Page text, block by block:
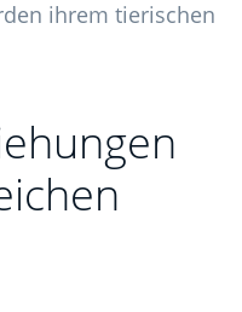
ihrem tierischen